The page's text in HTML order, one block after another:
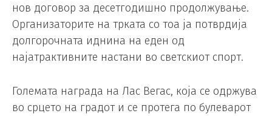
нов договор за десетгодишно продолжување.
Организаторите на трката со тоа ја потврдија
долгорочната иднина на еден од
најатрактивните настани во светскиот спорт.
Големата награда на Лас Вегас, која се одржува
во срцето на градот и се протега по булеварот